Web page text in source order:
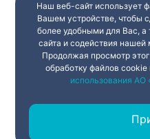
Наш веб-сайт использует
Вашем устройстве, чтобы
более удобными для Вас, а
сайта и содействия нашей
Продолжая просмотр
обработку файлов cookie
использования АО